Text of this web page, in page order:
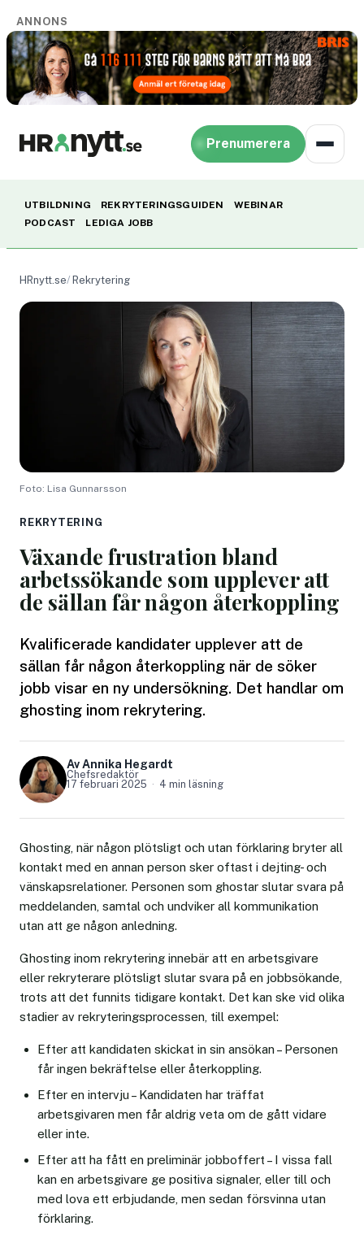
ANNONS
Prenumerera
UTBILDNING REKRYTERINGSGUIDEN
WEBINAR
PODCAST
LEDIGA JOBB
HRnytt.se Rekrytering
Foto: Lisa Gunnarsson
REKRYTERING
Växande frustration bland
arbetssökande som upplever att
de sällan får någon återkoppling
Kvalificerade kandidater upplever att de
sällan får någon återkoppling när de söker
jobb visar en ny undersökning. Det handlar om
ghosting inom rekrytering.
Av Annika Hegardt
Chefsredaktör
17 februari 2025
4 min läsning
Ghosting, när någon plötsligt och utan förklaring bryter all
kontakt med en annan person sker oftast i dejting- och
vänskapsrelationer. Personen som ghostar slutar svara på
meddelanden, samtal och undviker all kommunikation
utan att ge någon anledning.
Ghosting inom rekrytering innebär att en arbetsgivare
eller rekryterare plötsligt slutar svara på en jobbsökande,
trots att det funnits tidigare kontakt. Det kan ske vid olika
stadier av rekryteringsprocessen, till exempel:
Efter att kandidaten skickat in sin ansökan – Personen
får ingen bekräftelse eller återkoppling.
Efter en intervju – Kandidaten har träffat
arbetsgivaren men får aldrig veta om de gått vidare
eller inte.
Efter att ha fått en preliminär jobboffert – I vissa fall
kan en arbetsgivare ge positiva signaler, eller till och
med lova ett erbjudande, men sedan försvinna utan
förklaring.